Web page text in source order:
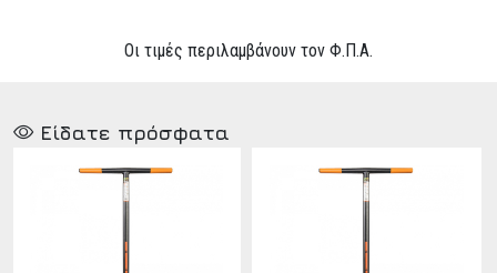
Οι τιμές περιλαμβάνουν τον Φ.Π.Α.
Είδατε πρόσφατα